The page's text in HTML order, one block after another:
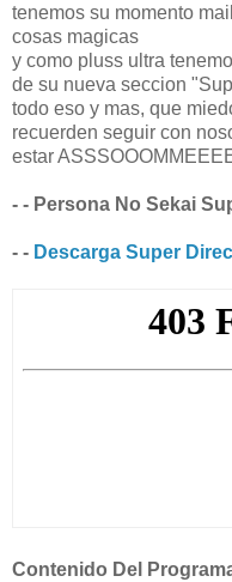
tenemos su momento
cosas magicas
y como pluss ultra
de su nueva seccion
todo eso y mas, que
recuerden seguir con
estar
- - Persona No Sekai
- - Descarga Super
Contenido Del